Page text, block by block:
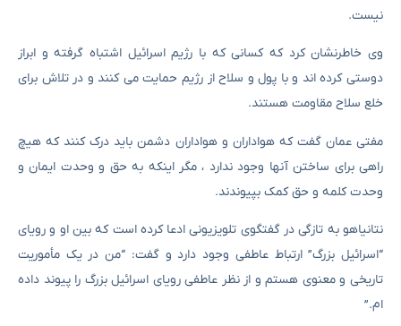
نیست.
وی خاطرنشان کرد که کسانی که با رژیم اسرائیل اشتباه گرفته و ابراز
دوستی کرده اند و با پول و سلاح از رژیم حمایت می کنند و در تلاش برای
خلع سلاح مقاومت هستند.
مفتی عمان گفت که هواداران و هواداران دشمن باید درک کنند که هیچ
راهی برای ساختن آنها وجود ندارد ، مگر اینکه به حق و وحدت ایمان و
وحدت کلمه و حق کمک بپیوندند.
نتانیاهو به تازگی در گفتگوی تلویزیونی ادعا کرده است که بین او و رویای
“اسرائیل بزرگ” ارتباط عاطفی وجود دارد و گفت: “من در یک مأموریت
تاریخی و معنوی هستم و از نظر عاطفی رویای اسرائیل بزرگ را پیوند داده
ام.”